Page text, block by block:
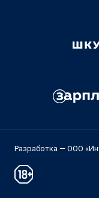
Разработка — ООО